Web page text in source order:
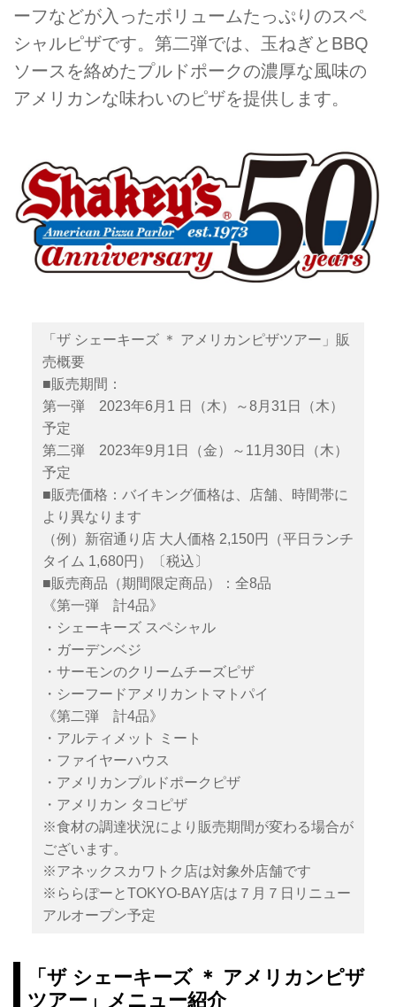
ーフなどが入ったボリュームたっぷりのスペ
シャルピザです。第二弾では、玉ねぎとBBQ
ソースを絡めたプルドポークの濃厚な風味の
アメリカンな味わいのピザを提供します。
「ザ シェーキーズ ＊ アメリカンピザツアー」販
売概要
■販売期間：
第一弾 2023年6月1 日（木）～8月31日（木）
予定
第二弾 2023年9月1日（金）～11月30日（木）
予定
■販売価格：バイキング価格は、店舗、時間帯に
より異なります
（例）新宿通り店 大人価格 2,150円（平日ランチ
タイム 1,680円）〔税込〕
■販売商品（期間限定商品）：全8品
《第一弾 計4品》
・シェーキーズ スペシャル
・ガーデンベジ
・サーモンのクリームチーズピザ
・シーフードアメリカントマトパイ
《第二弾 計4品》
・アルティメット ミート
・ファイヤーハウス
・アメリカンプルドポークピザ
・アメリカン タコピザ
※食材の調達状況により販売期間が変わる場合が
ございます。
※アネックスカワトク店は対象外店舗です
※ららぽーとTOKYO-BAY店は７月７日リニュー
アルオープン予定
「ザ シェーキーズ ＊ アメリカンピザ
ツアー」メニュー紹介